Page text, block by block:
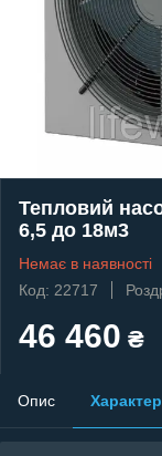
Тепловий
6,5 до 18м3
Немає в наявності
Код: 22717
46 460 ₴
Опис